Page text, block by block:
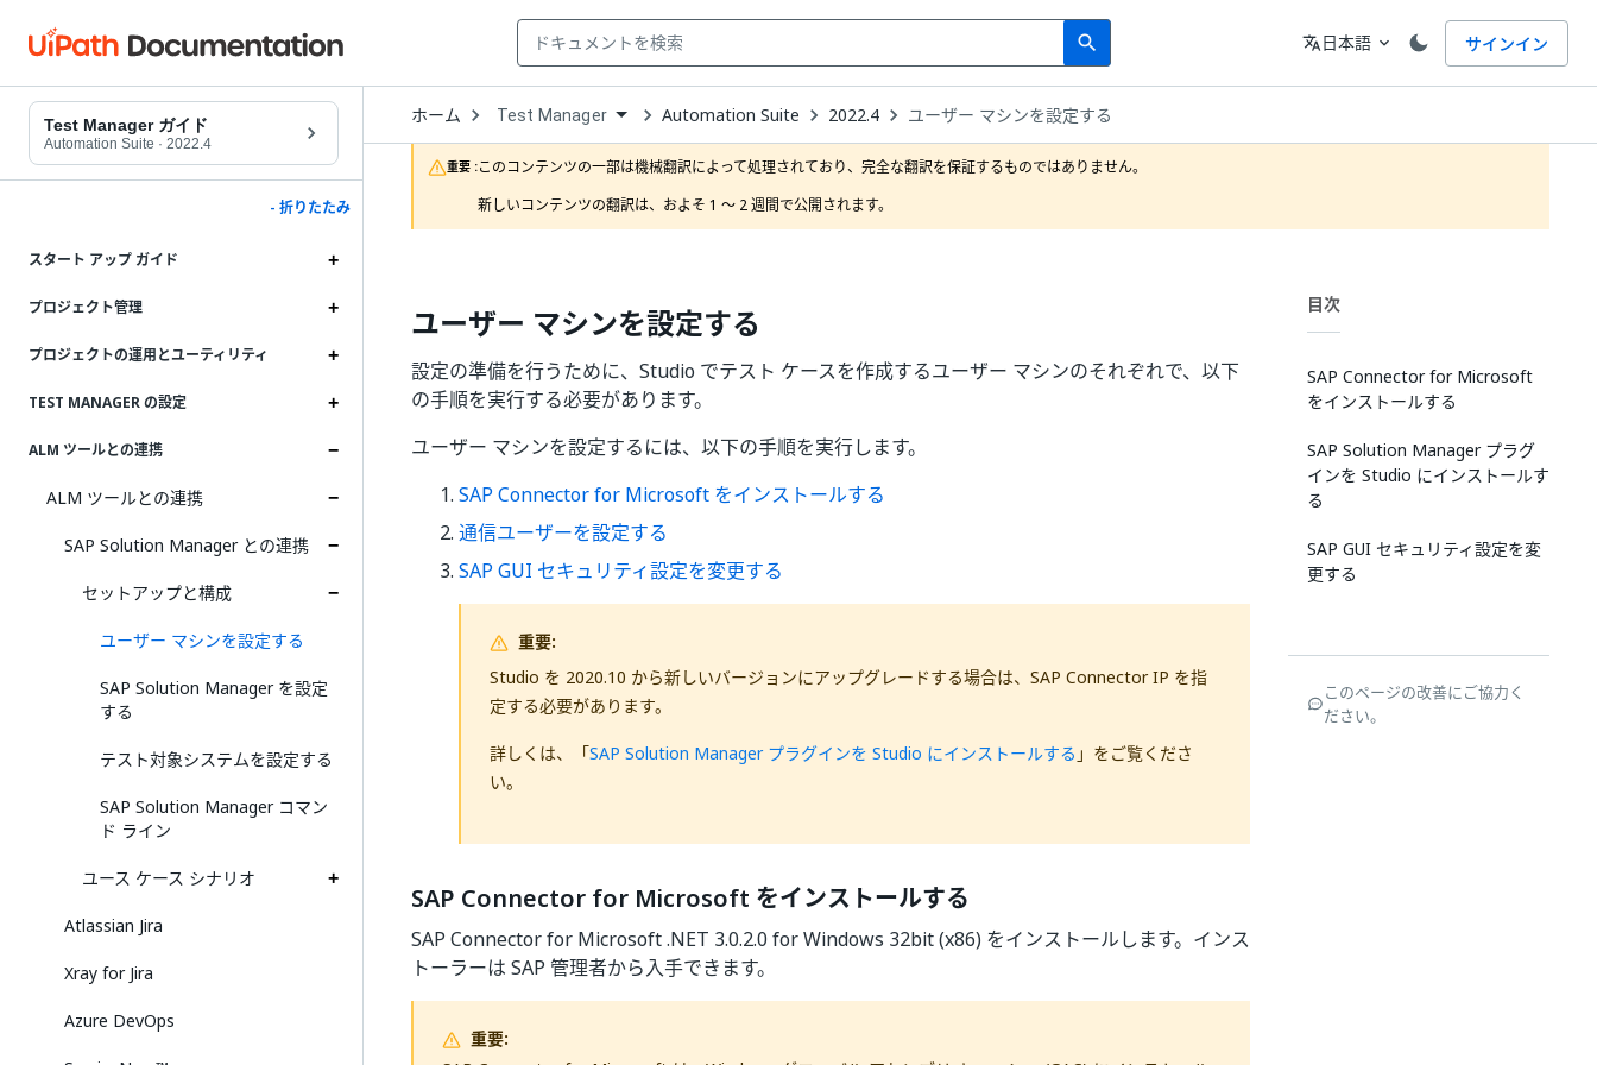
search
Search 言語
translate日本語 expand_more サインイン
Test Manager ガイド
Automation Suite · 2022.4
- 折りたたみ
スタート アップ ガイド
プロジェクト管理
プロジェクトの運用とユーティリティ
TEST MANAGER の設定
ALM ツールとの連携
ALM ツールとの連携
SAP Solution Manager との連携
セットアップと構成
ユーザー マシンを設定する
SAP Solution Manager を設定
する
テスト対象システムを設定する
SAP Solution Manager コマン
ド ライン
ユース ケース シナリオ
Atlassian Jira
Xray for Jira
Azure DevOps
ホーム Open
Dropdown
to
choose
product
Test Manager Automation Suite 2022.4 ユーザー マシンを設定する
重要 :このコンテンツの一部は機械翻訳によって処理されており、完全な翻訳を保証するものではありません。
新しいコンテンツの翻訳は、およそ 1 ～ 2 週間で公開されます。
ユーザー マシンを設定する
設定の準備を行うために、Studio でテスト ケースを作成するユーザー マシンのそれぞれで、以下
の手順を実行する必要があります。
ユーザー マシンを設定するには、以下の手順を実行します。
SAP Connector for Microsoft をインストールする
通信ユーザーを設定する
SAP GUI セキュリティ設定を変更する
重要:
Studio を 2020.10 から新しいバージョンにアップグレードする場合は、SAP Connector IP を指
定する必要があります。
詳しくは、「SAP Solution Manager プラグインを Studio にインストールする 」をご覧くださ
い。
SAP Connector for Microsoft をインストールする
SAP Connector for Microsoft .NET 3.0.2.0 for Windows 32bit (x86) をインストールします。インス
トーラーは SAP 管理者から入手できます。
重要:
目次
SAP Connector for Microsoft
をインストールする
SAP Solution Manager プラグ
インを Studio にインストールす
る
SAP GUI セキュリティ設定を変
更する
このページの改善にご協力く
ださい。